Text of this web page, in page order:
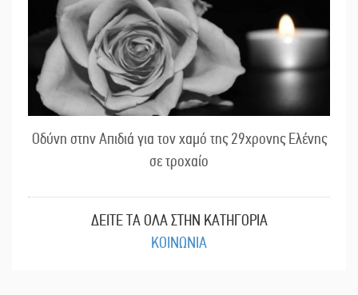
Οδύνη στην Απιδιά για τον χαμό της 29χρονης Ελένης
σε τροχαίο
ΔΕΙΤΕ ΤΑ ΟΛΑ ΣΤΗΝ ΚΑΤΗΓΟΡΙΑ
ΚΟΙΝΩΝΙΑ